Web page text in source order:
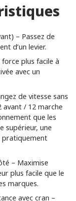
– Passez de
d’un levier.
plus facile à
avec un
de vitesse sans
avant / 12 marche
que les
supérieur, une
pratiquement
– Maximise
plus facile que le
marques.
avec cran –